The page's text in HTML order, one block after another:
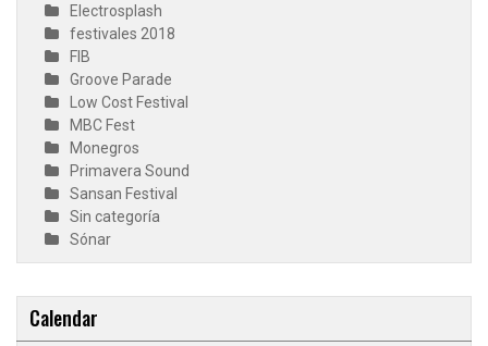
Electrosplash
festivales 2018
FIB
Groove Parade
Low Cost Festival
MBC Fest
Monegros
Primavera Sound
Sansan Festival
Sin categoría
Sónar
Calendar